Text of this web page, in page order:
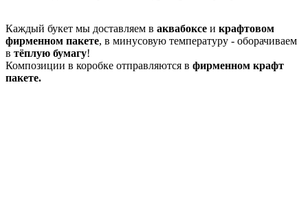
Каждый букет мы доставляем в аквабоксе и крафтовом
фирменном пакете, в минусовую температуру - оборачиваем
в тёплую бумагу!
Композиции в коробке отправляются в фирменном крафт
пакете.